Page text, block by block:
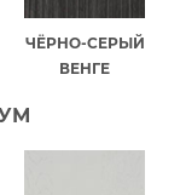
ЧЁРНО-СЕРЫЙ
ВЕНГЕ